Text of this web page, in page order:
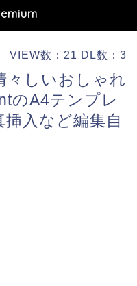
VIEW数：21 DL数：3
々しいおしゃれ
のA4テンプレ
入など編集自